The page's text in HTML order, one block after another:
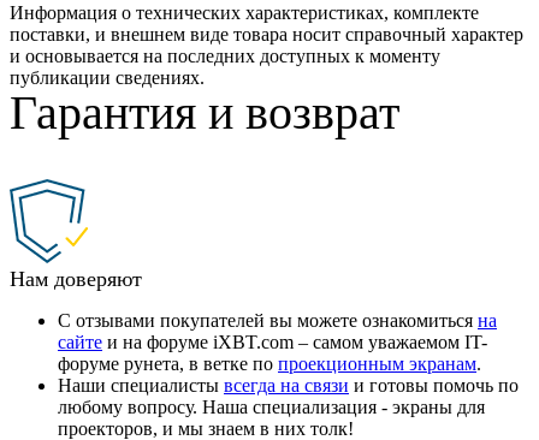
Информация о технических характеристиках, комплекте
поставки, и внешнем виде товара носит справочный характер
и основывается на последних доступных к моменту
публикации сведениях.
Гарантия и возврат
Нам доверяют
С отзывами покупателей вы можете ознакомиться на
сайте и на форуме iXBT.com – самом уважаемом IT-
форуме рунета, в ветке по проекционным экранам.
Наши специалисты всегда на связи и готовы помочь по
любому вопросу. Наша специализация - экраны для
проекторов, и мы знаем в них толк!